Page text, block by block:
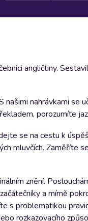
angličtiny.
nahrávkami
porozumíte
se na cestu k
mluvčích. Zaměříte
znění.
a mírně
s problematikou
rozkazovacího